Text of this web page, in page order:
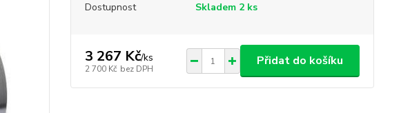
Dostupnost Skladem 2 ks
3 267 Kč/ks
2 700 Kč bez DPH
Přidat do košíku